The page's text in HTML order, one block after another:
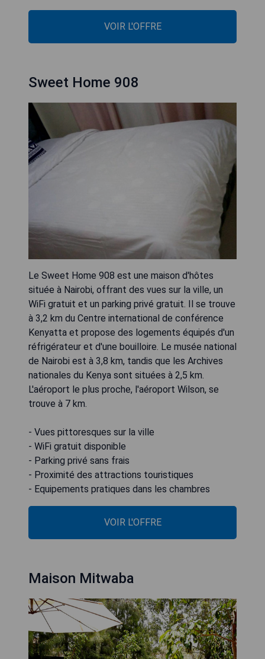
VOIR L'OFFRE
Sweet Home 908
Le Sweet Home 908 est une maison d'hôtes
située à Nairobi, offrant des vues sur la ville, un
WiFi gratuit et un parking privé gratuit. Il se trouve
à 3,2 km du Centre international de conférence
Kenyatta et propose des logements équipés d'un
réfrigérateur et d'une bouilloire. Le musée national
de Nairobi est à 3,8 km, tandis que les Archives
nationales du Kenya sont situées à 2,5 km.
L'aéroport le plus proche, l'aéroport Wilson, se
trouve à 7 km.
- Vues pittoresques sur la ville
- WiFi gratuit disponible
- Parking privé sans frais
- Proximité des attractions touristiques
- Equipements pratiques dans les chambres
VOIR L'OFFRE
Maison Mitwaba